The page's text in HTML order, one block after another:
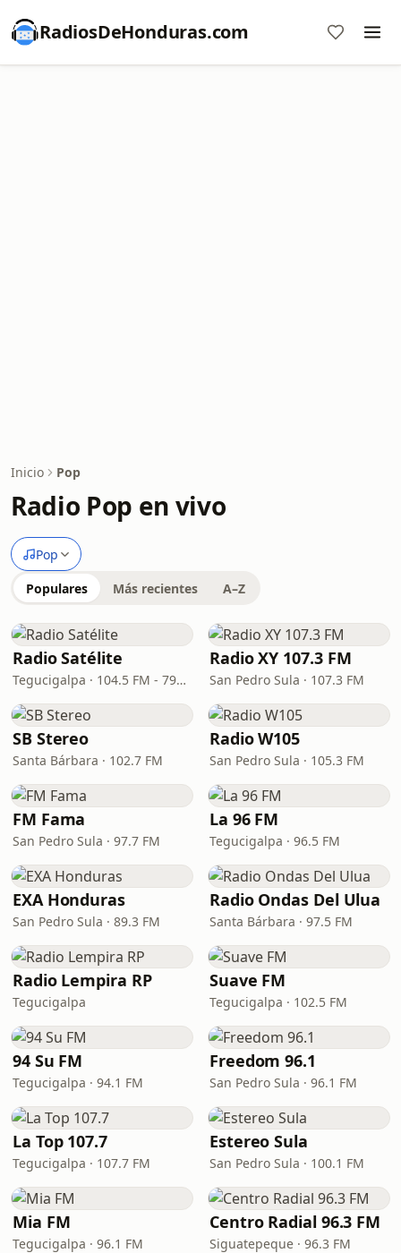
RadiosDeHonduras.com
Inicio Pop
Radio Pop en vivo
Pop
Populares Más recientes A–Z
Radio Satélite
Tegucigalpa · 104.5 FM - 790 AM
Radio XY 107.3 FM
San Pedro Sula · 107.3 FM
SB Stereo
Santa Bárbara · 102.7 FM
Radio W105
San Pedro Sula · 105.3 FM
FM Fama
San Pedro Sula · 97.7 FM
La 96 FM
Tegucigalpa · 96.5 FM
EXA Honduras
San Pedro Sula · 89.3 FM
Radio Ondas Del Ulua
Santa Bárbara · 97.5 FM
Radio Lempira RP
Tegucigalpa
Suave FM
Tegucigalpa · 102.5 FM
94 Su FM
Tegucigalpa · 94.1 FM
Freedom 96.1
San Pedro Sula · 96.1 FM
La Top 107.7
Tegucigalpa · 107.7 FM
Estereo Sula
San Pedro Sula · 100.1 FM
Mia FM
Tegucigalpa · 96.1 FM
Centro Radial 96.3 FM
Siguatepeque · 96.3 FM